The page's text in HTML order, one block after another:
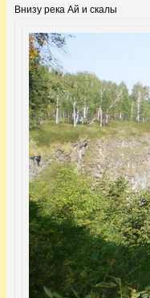
Внизу река Ай и скалы